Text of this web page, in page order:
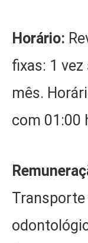
Horário:
fixas: 1
mês.
com 01:00